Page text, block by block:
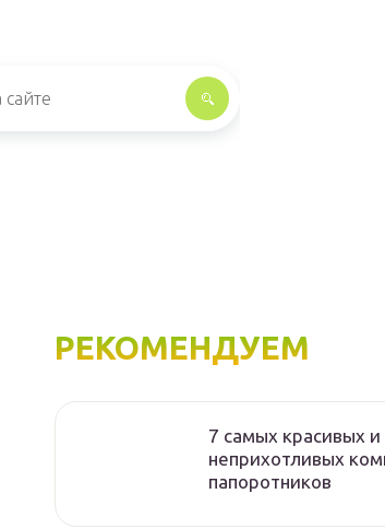
РЕКОМЕНДУЕМ
7 самых красивых и
неприхотливых
папоротников